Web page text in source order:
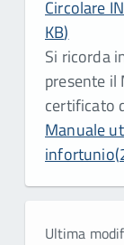
Circolare
KB)
Si ricorda
presente il
certificato
Manuale
infortunio(
Ultima